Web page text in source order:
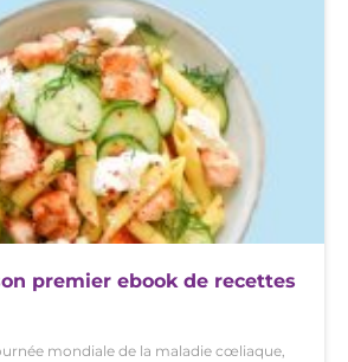
premier ebook de recettes
mondiale de la maladie cœliaque,